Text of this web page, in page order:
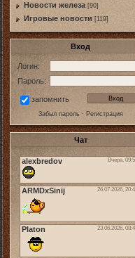
Новоcти железа [90]
Игровые новости [119]
Вход
Логин:
Пароль:
запомнить
Забыл пароль· Регистрация
Чат